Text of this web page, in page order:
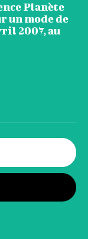
Planète
un mode de
2007, au